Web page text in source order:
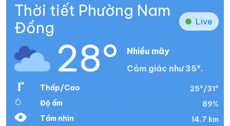
Thời tiết Phường Nam
Đồng
Live
28°
Nhiều mây
Cảm giác như 35°.
Thấp/Cao
25°/31°
Độ ẩm
89%
Tầm nhìn
14.7 km